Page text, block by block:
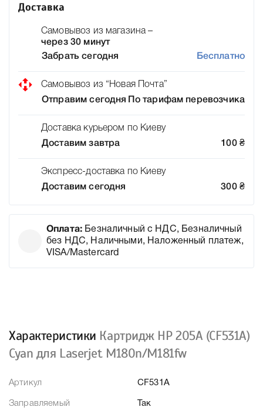
Доставка
Самовывоз из магазина –
через 30 минут
Забрать сегодня
Бесплатно
Самовывоз из “Новая Почта”
Отправим сегодня
По тарифам перевозчика
Доставка курьером по Киеву
Доставим завтра
100 ₴
Экспресс-доставка по Киеву
Доставим сегодня
300 ₴
Оплата: Безналичный с НДС, Безналичный
без НДС, Наличными, Наложенный платеж,
VISA/Mastercard
Характеристики Картридж HP 205A (CF531A)
Cyan для Laserjet M180n/M181fw
Артикул CF531A
Заправляемый Так